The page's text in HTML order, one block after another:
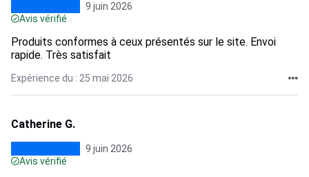
9 juin 2026
Avis vérifié
Produits conformes à ceux présentés sur le site. Envoi
rapide. Très satisfait
Expérience du : 25 mai 2026
Catherine G.
9 juin 2026
Avis vérifié